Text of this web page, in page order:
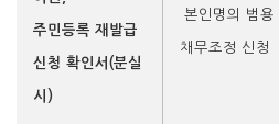
주민등록 재발급
신청 확인서(분실
시)
본인명의 범용
채무조정 신청